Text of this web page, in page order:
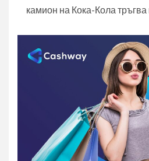
камион на Кока-Кола тръгва